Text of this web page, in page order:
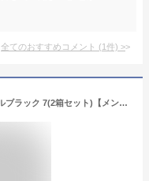
全てのおすすめコメント (1件) >
メンズビゲン ワンプッシュ ナチュラルブラック 7(2箱セット)【メンズビゲン】